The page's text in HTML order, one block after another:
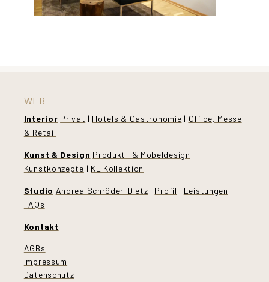
WEB
Interior Privat | Hotels & Gastronomie | Office, Messe
& Retail
Kunst & Design Produkt- & Möbeldesign |
Kunstkonzepte | KL Kollektion
Studio Andrea Schröder-Dietz | Profil | Leistungen |
FAQs
Kontakt
AGBs
Impressum
Datenschutz